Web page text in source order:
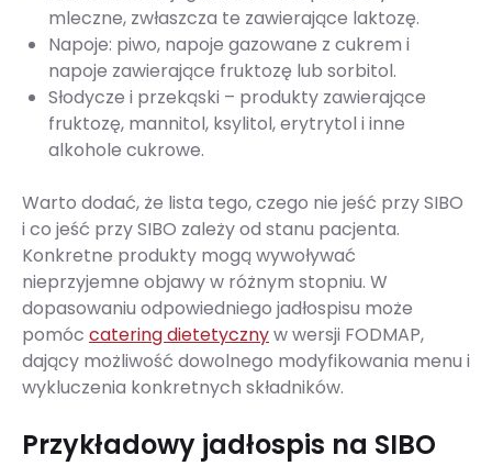
mleczne, zwłaszcza te zawierające laktozę.
Napoje: piwo, napoje gazowane z cukrem i
napoje zawierające fruktozę lub sorbitol.
Słodycze i przekąski – produkty zawierające
fruktozę, mannitol, ksylitol, erytrytol i inne
alkohole cukrowe.
Warto dodać, że lista tego, czego nie jeść przy SIBO
i co jeść przy SIBO zależy od stanu pacjenta.
Konkretne produkty mogą wywoływać
nieprzyjemne objawy w różnym stopniu. W
dopasowaniu odpowiedniego jadłospisu może
pomóc catering dietetycznyw wersji FODMAP,
dający możliwość dowolnego modyfikowania menu i
wykluczenia konkretnych składników.
Przykładowy jadłospis na SIBO